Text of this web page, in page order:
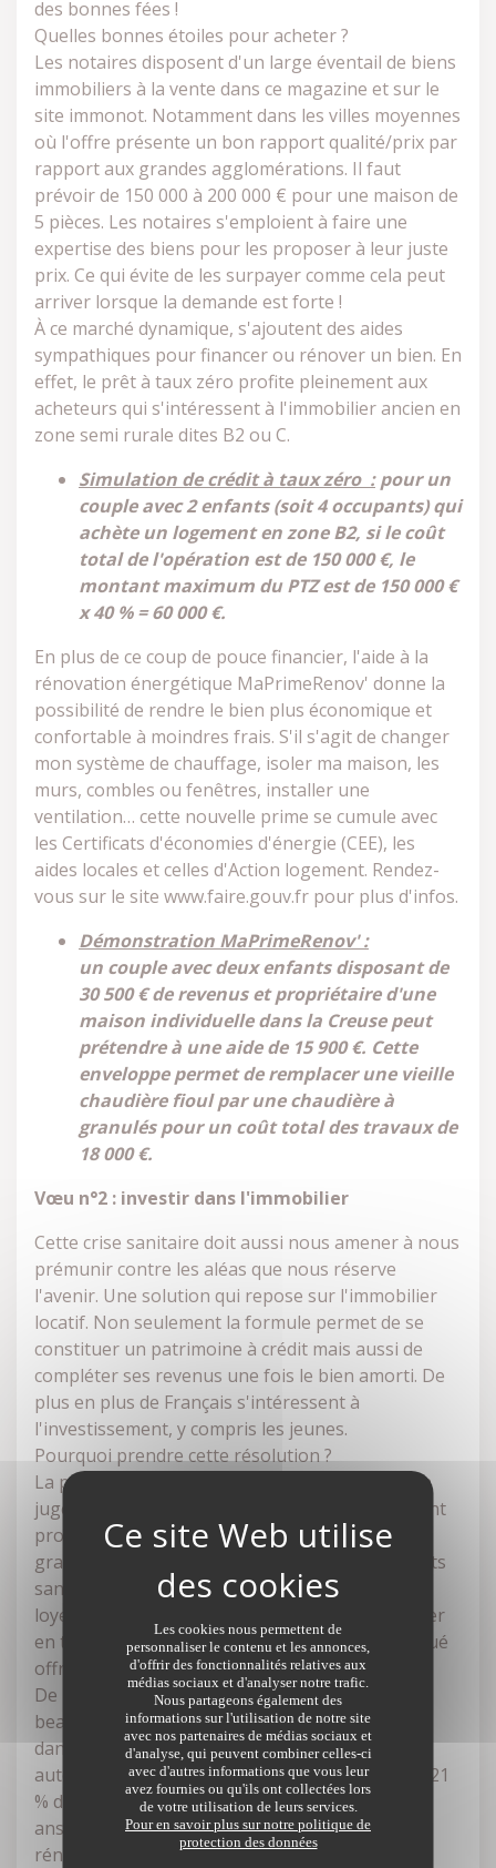
des bonnes fées !
Quelles bonnes étoiles pour acheter ?
Les notaires disposent d'un large éventail de biens
immobiliers à la vente dans ce magazine et sur le
site immonot. Notamment dans les villes moyennes
où l'offre présente un bon rapport qualité/prix par
rapport aux grandes agglomérations. Il faut
prévoir de 150 000 à 200 000 € pour une maison de
5 pièces. Les notaires s'emploient à faire une
expertise des biens pour les proposer à leur juste
prix. Ce qui évite de les surpayer comme cela peut
arriver lorsque la demande est forte !
À ce marché dynamique, s'ajoutent des aides
sympathiques pour financer ou rénover un bien. En
effet, le prêt à taux zéro profite pleinement aux
acheteurs qui s'intéressent à l'immobilier ancien en
zone semi rurale dites B2 ou C.
Simulation de crédit à taux zéro :pour un
couple avec 2 enfants (soit 4 occupants) qui
achète un logement en zone B2, si le coût
total de l'opération est de 150 000 €, le
montant maximum du PTZ est de 150 000 €
x 40 % = 60 000 €.
En plus de ce coup de pouce financier, l'aide à la
rénovation énergétique MaPrimeRenov' donne la
possibilité de rendre le bien plus économique et
confortable à moindres frais. S'il s'agit de changer
mon système de chauffage, isoler ma maison, les
murs, combles ou fenêtres, installer une
ventilation… cette nouvelle prime se cumule avec
les Certificats d'économies d'énergie (CEE), les
aides locales et celles d'Action logement. Rendez-
vous sur le site www.faire.gouv.fr pour plus d'infos.
Démonstration MaPrimeRenov' :
un couple avec deux enfants disposant de
30 500 € de revenus et propriétaire d'une
maison individuelle dans la Creuse peut
prétendre à une aide de 15 900 €. Cette
enveloppe permet de remplacer une vieille
chaudière fioul par une chaudière à
granulés pour un coût total des travaux de
18 000 €.
Vœu n°2 : investir dans l'immobilier
Cette crise sanitaire doit aussi nous amener à nous
prémunir contre les aléas que nous réserve
l'avenir. Une solution qui repose sur l'immobilier
locatif. Non seulement la formule permet de se
constituer un patrimoine à crédit mais aussi de
compléter ses revenus une fois le bien amorti. De
plus en plus de Français s'intéressent à
l'investissement, y compris les jeunes.
Pourquoi prendre cette résolution ?
La pierre constitue une valeur sûre, il suffit d'en
juger par sa valorisation en 10 ans où les prix ont
progressé de 10 % en moyenne. Par ailleurs, les
grandes villes font face à un besoin de logements
sans précédent. L'arrivée de l'encadrement des
loyers à Bordeaux, Grenoble Lyon ou Montpellier
en témoigne. L'achat d'un bien destiné à être loué
offre de belles perspectives.
De plus, les immeubles de rapport profitent de
beaux avantages fiscaux avec le dispositif Pinel
dans le neuf et le Denormandie dans l'ancien. Ils
autorisent une réduction d'impôt allant jusqu'à 21
% du prix du logement à condition de le louer 12
ans. Dans l'ancien, il faut que les travaux de
rénovation représentent 25 % du coût total du
Les cookies nous permettent de
personnaliser le contenu et les annonces,
d'offrir des fonctionnalités relatives aux
médias sociaux et d'analyser notre trafic.
Nous partageons également des
informations sur l'utilisation de notre site
avec nos partenaires de médias sociaux et
d'analyse, qui peuvent combiner celles-ci
avec d'autres informations que vous leur
avez fournies ou qu'ils ont collectées lors
de votre utilisation de leurs services.
Pour en savoir plus sur notre politique de
protection des données